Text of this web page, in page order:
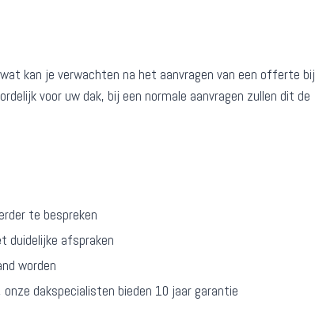
kan je verwachten na het aanvragen van een offerte bij
voor uw dak, bij een normale aanvragen zullen dit de
te bespreken
duidelijke afspraken
worden
dakspecialisten bieden 10 jaar garantie